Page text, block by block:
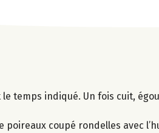
le temps indiqué. Un fois cuit,
poireaux coupé rondelles avec